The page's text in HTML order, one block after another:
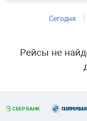
Сегодня
Рейсы не